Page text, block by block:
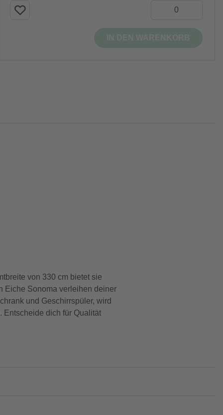
von 330 cm bietet sie
Eiche Sonoma verleihen deiner
und Geschirrspüler, wird
Entscheide dich für Qualität